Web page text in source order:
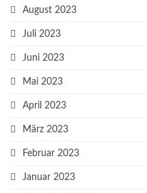
August 2023
Juli 2023
Juni 2023
Mai 2023
April 2023
März 2023
Februar 2023
Januar 2023